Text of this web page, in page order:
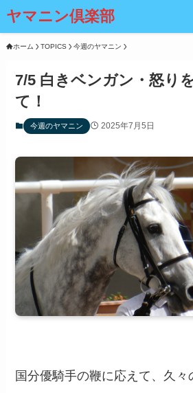
ヤマニン倶楽部
ホーム TOPICS 今週のヤマニン
7/5 白きベンガン・怒り
て！
今週のヤマニン 2025年7月5日
国分優騎手の鞭に応えて、久々